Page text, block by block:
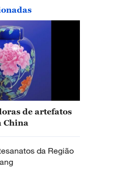
de artefatos
China
da Região